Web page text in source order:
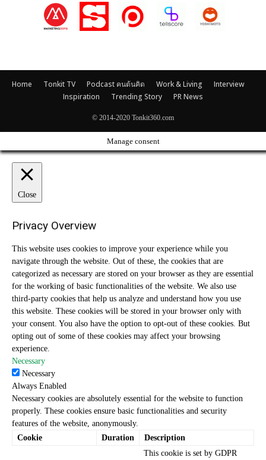
Home Tonkit TV Podcast คนต้นคิด Work & Living
Interview
Inspiration
Trending Story PR News
© 2014-2020 Tonkit360.com
Manage consent
Close
Privacy Overview
This website uses cookies to improve your experience while you
navigate through the website. Out of these, the cookies that are
categorized as necessary are stored on your browser as they are essential
for the working of basic functionalities of the website. We also use
third-party cookies that help us analyze and understand how you use
this website. These cookies will be stored in your browser only with
your consent. You also have the option to opt-out of these cookies. But
opting out of some of these cookies may affect your browsing
experience.
Necessary
Necessary
Always Enabled
Necessary cookies are absolutely essential for the website to function
properly. These cookies ensure basic functionalities and security
features of the website, anonymously.
Cookie
Duration Description
This cookie is set by GDPR